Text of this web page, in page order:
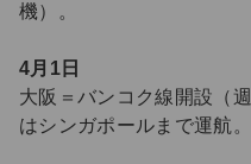
機）。
4月1日
大阪＝バンコク線開設（
はシンガポールまで運航。